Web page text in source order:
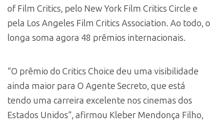
of Film Critics, pelo New York Film Critics Circle e
pela Los Angeles Film Critics Association. Ao todo, o
longa soma agora 48 prêmios internacionais.
“O prêmio do Critics Choice deu uma visibilidade
ainda maior para O Agente Secreto, que está
tendo uma carreira excelente nos cinemas dos
Estados Unidos”, afirmou Kleber Mendonça Filho,